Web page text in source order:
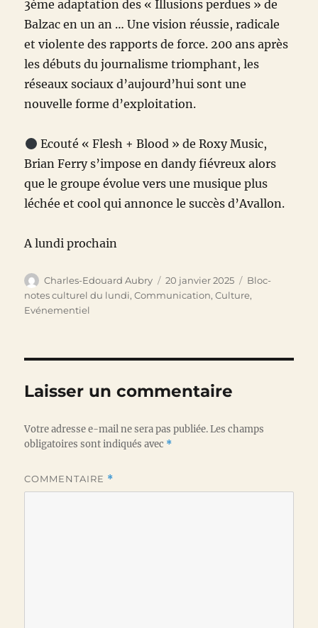
3ème adaptation des « Illusions perdues » de
Balzac en un an … Une vision réussie, radicale
et violente des rapports de force. 200 ans après
les débuts du journalisme triomphant, les
réseaux sociaux d’aujourd’hui sont une
nouvelle forme d’exploitation.
Ecouté « Flesh + Blood » de Roxy Music,
Brian Ferry s’impose en dandy fiévreux alors
que le groupe évolue vers une musique plus
léchée et cool qui annonce le succès d’Avallon.
A lundi prochain
Auteur
Charles-Edouard Aubry
Publié
le
20 janvier 2025 Catégories
Bloc-
notes culturel du lundi,Communication,Culture,
Evénementiel
Laisser un commentaire
Votre adresse e-mail ne sera pas publiée. Les champs
obligatoires sont indiqués avec *
COMMENTAIRE *